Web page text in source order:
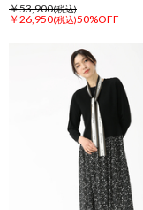
￥53,900(税込)
￥26,950(税込)50%OFF